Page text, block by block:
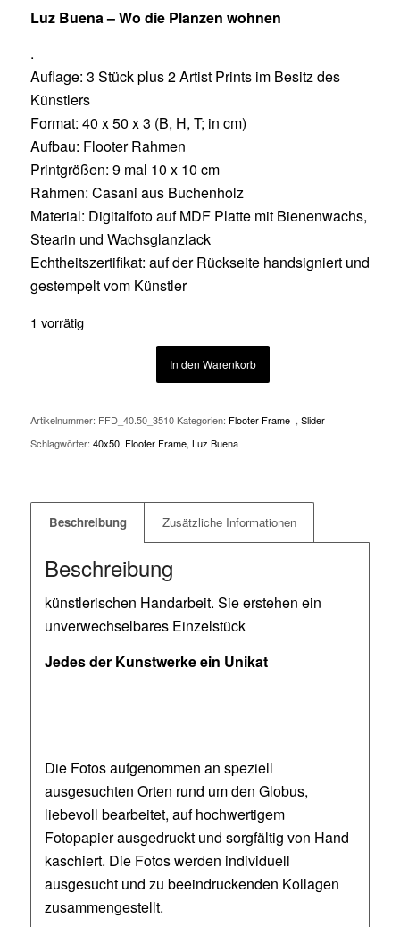
Luz Buena – Wo die Planzen wohnen
.
Auflage: 3 Stück plus 2 Artist Prints im Besitz des
Künstlers
Format: 40 x 50 x 3 (B, H, T; in cm)
Aufbau: Flooter Rahmen
Printgrößen: 9 mal 10 x 10 cm
Rahmen: Casani aus Buchenholz
Material: Digitalfoto auf MDF Platte mit Bienenwachs,
Stearin und Wachsglanzlack
Echtheitszertifikat: auf der Rückseite handsigniert und
gestempelt vom Künstler
1 vorrätig
In den Warenkorb
Artikelnummer: FFD_40.50_3510 Kategorien: Flooter Frame
Slider
Schlagwörter: 40x50, Flooter Frame, Luz Buena
Beschreibung Zusätzliche Informationen
Beschreibung
künstlerischen Handarbeit. Sie erstehen ein
unverwechselbares Einzelstück
Jedes der Kunstwerke ein Unikat
Die Fotos aufgenommen an speziell
ausgesuchten Orten rund um den Globus,
liebevoll bearbeitet, auf hochwertigem
Fotopapier ausgedruckt und sorgfältig von Hand
kaschiert. Die Fotos werden individuell
ausgesucht und zu beeindruckenden Kollagen
zusammengestellt.